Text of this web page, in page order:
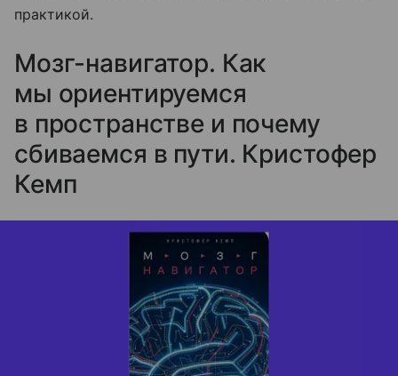
практикой.
Мозг-навигатор. Как
мы ориентируемся
в пространстве и почему
сбиваемся в пути. Кристофер
Кемп